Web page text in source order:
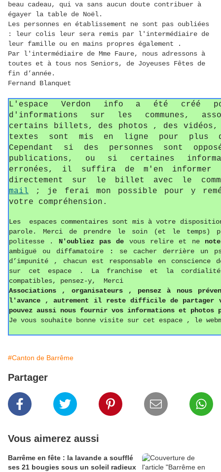
beau cadeau, qui va sans aucun doute contribuer à
égayer la table de Noël.
Les personnes en établissement ne sont pas oubliées
: leur colis leur sera remis par l'intermédiaire de
leur famille ou en mains propres également .
Par l'intermédiaire de Mme Faure, nous adressons à
toutes et à tous nos Seniors, de Joyeuses Fêtes de
fin d’année.
Fernand Blanquet
L'espace Verdon info a été créé
d'informations sur les communes,
certains billets, des photos , des vidéos,
textes sont mis en ligne pour plus
Cependant si des personnes sont
publications, ou si certaines
erronées, il suffira de m'en
directement sur le billet avec le
mail ; je ferai mon possible pour y
votre compréhension.
Les espaces commentaires sont mis à votre
parole. Merci de prendre le soin (et le temps)
politesse
. N'oubliez pas de vous relire et ne
ambiguë ou diffamatoire
:
se cacher derrière un
d’impunité , chacun est responsable en
sur cet espace . La franchise et la
compatibles, pensez-y, Merci
Associations , organisateurs , pensez à nous
l'avance , autrement il reste difficile de
pouvez aussi nous fournir vos informations et photos
Je vous souhaite bonne visite sur cet espace , le
#Canton de Barrême
Partager
Vous aimerez aussi
Barrême en fête : la lavande a soufflé
ses 21 bougies sous un soleil radieux